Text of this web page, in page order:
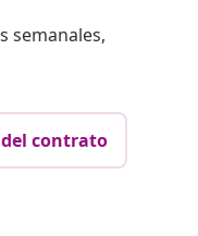
semanales,
contrato